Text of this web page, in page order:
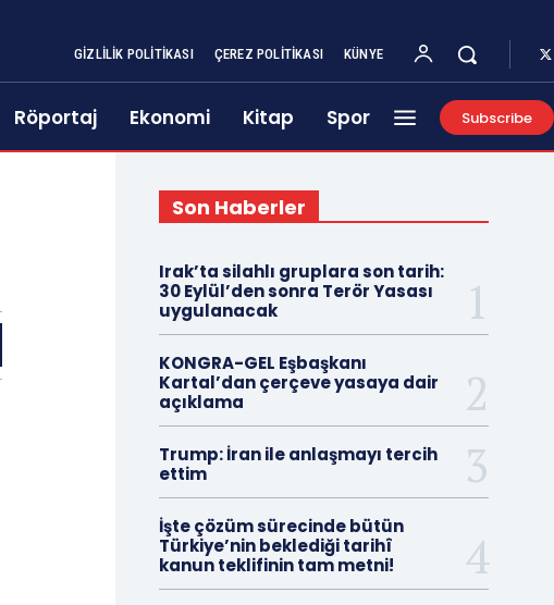
GIZLILIK POLITIKASI ÇEREZ POLITIKASI KÜNYE
Röportaj Ekonomi Kitap Spor Subscribe
Son Haberler
Irak’ta silahlı gruplara son tarih:
30 Eylül’den sonra Terör Yasası
uygulanacak
KONGRA-GEL Eşbaşkanı
Kartal’dan çerçeve yasaya dair
açıklama
Trump: İran ile anlaşmayı tercih
ettim
İşte çözüm sürecinde bütün
Türkiye’nin beklediği tarihî
kanun teklifinin tam metni!